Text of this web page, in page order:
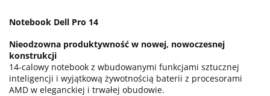
Notebook Dell Pro 14
Nieodzowna produktywność w nowej, nowoczesnej
konstrukcji
14-calowy notebook z wbudowanymi funkcjami sztucznej
inteligencji i wyjątkową żywotnością baterii z procesorami
AMD w eleganckiej i trwałej obudowie.